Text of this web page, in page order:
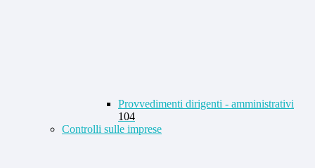
Provvedimenti dirigenti - amministrativi
104
Controlli sulle imprese